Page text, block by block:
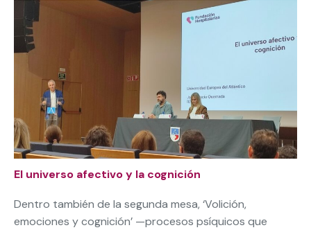
El universo afectivo y la cognición
Dentro también de la segunda mesa, ‘Volición,
emociones y cognición’ —procesos psíquicos que